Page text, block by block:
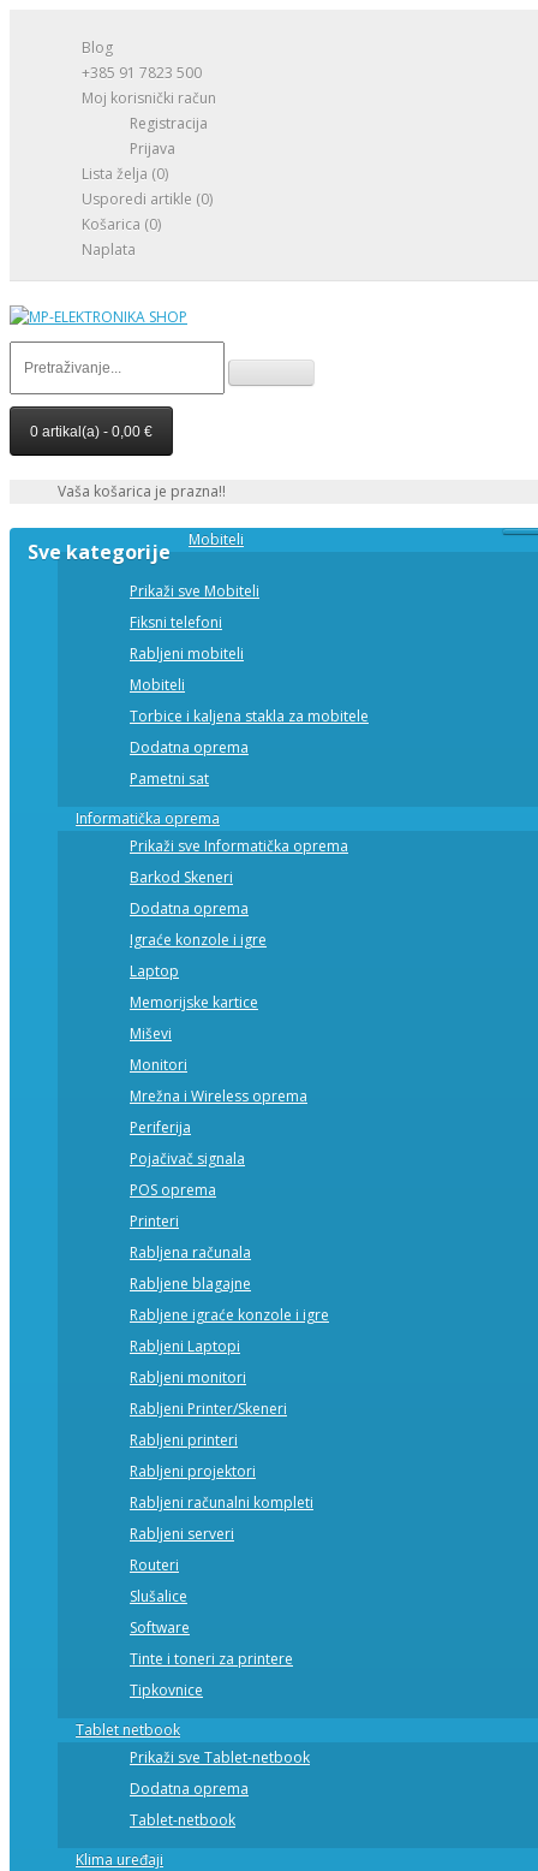
Blog
+385 91 7823 500
Moj korisnički račun
Registracija
Prijava
Lista želja (0)
Usporedi artikle (0)
Košarica (0)
Naplata
0 artikal(a) - 0,00 €
Vaša košarica je prazna!!
Sve kategorije Mobiteli
Prikaži sve Mobiteli
Fiksni telefoni
Rabljeni mobiteli
Mobiteli
Torbice i kaljena stakla za mobitele
Dodatna oprema
Pametni sat
Informatička oprema
Prikaži sve Informatička oprema
Barkod Skeneri
Dodatna oprema
Igraće konzole i igre
Laptop
Memorijske kartice
Miševi
Monitori
Mrežna i Wireless oprema
Periferija
Pojačivač signala
POS oprema
Printeri
Rabljena računala
Rabljene blagajne
Rabljene igraće konzole i igre
Rabljeni Laptopi
Rabljeni monitori
Rabljeni Printer/Skeneri
Rabljeni printeri
Rabljeni projektori
Rabljeni računalni kompleti
Rabljeni serveri
Routeri
Slušalice
Software
Tinte i toneri za printere
Tipkovnice
Tablet netbook
Prikaži sve Tablet-netbook
Dodatna oprema
Tablet-netbook
Klima uređaji